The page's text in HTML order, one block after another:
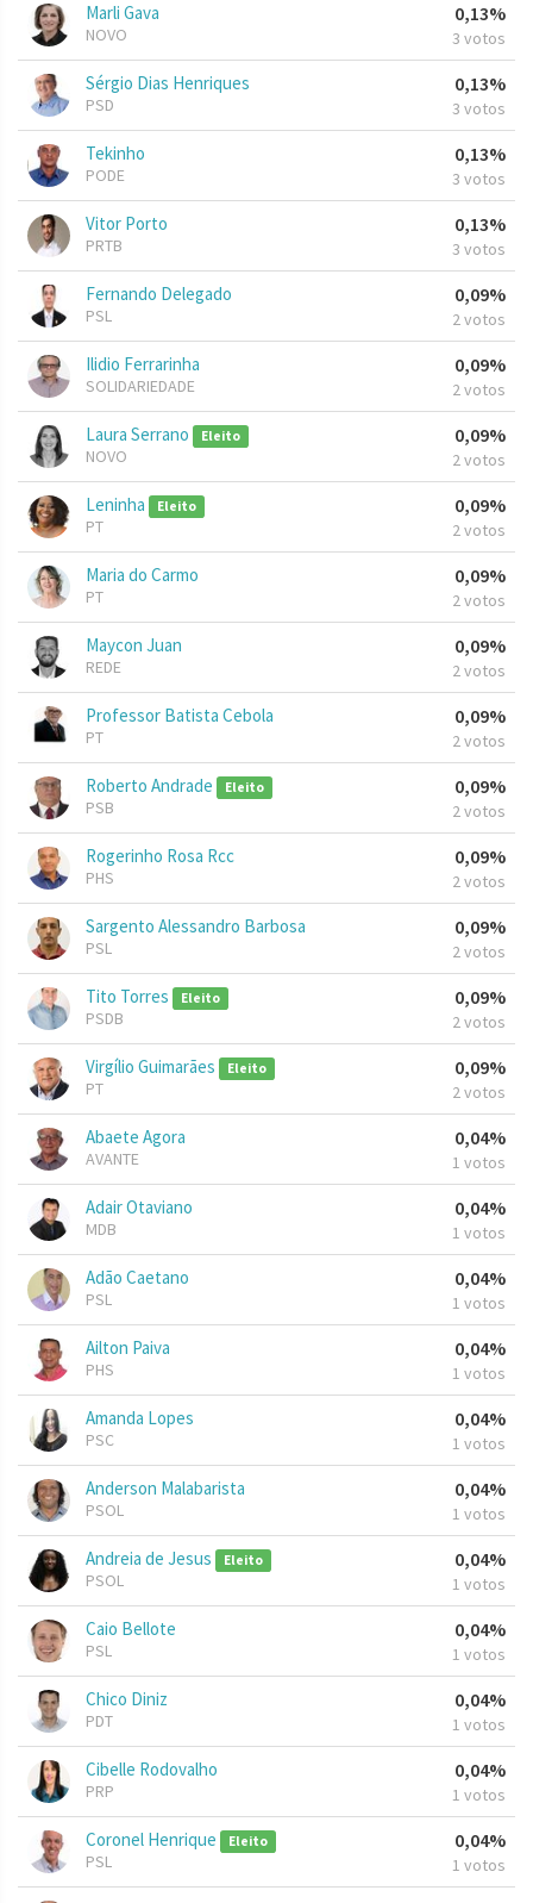
Marli Gava
NOVO
0,13%
3 votos
Sérgio Dias Henriques
PSD
0,13%
3 votos
Tekinho
PODE
0,13%
3 votos
Vitor Porto
PRTB
0,13%
3 votos
Fernando Delegado
PSL
0,09%
2 votos
Ilidio Ferrarinha
SOLIDARIEDADE
0,09%
2 votos
Laura Serrano Eleito
NOVO
0,09%
2 votos
Leninha Eleito
PT
0,09%
2 votos
Maria do Carmo
PT
0,09%
2 votos
Maycon Juan
REDE
0,09%
2 votos
Professor Batista Cebola
PT
0,09%
2 votos
Roberto Andrade Eleito
PSB
0,09%
2 votos
Rogerinho Rosa Rcc
PHS
0,09%
2 votos
Sargento Alessandro Barbosa
PSL
0,09%
2 votos
Tito Torres Eleito
PSDB
0,09%
2 votos
Virgílio Guimarães Eleito
PT
0,09%
2 votos
Abaete Agora
AVANTE
0,04%
1 votos
Adair Otaviano
MDB
0,04%
1 votos
Adão Caetano
PSL
0,04%
1 votos
Ailton Paiva
PHS
0,04%
1 votos
Amanda Lopes
PSC
0,04%
1 votos
Anderson Malabarista
PSOL
0,04%
1 votos
Andreia de Jesus Eleito
PSOL
0,04%
1 votos
Caio Bellote
PSL
0,04%
1 votos
Chico Diniz
PDT
0,04%
1 votos
Cibelle Rodovalho
PRP
0,04%
1 votos
Coronel Henrique Eleito
PSL
0,04%
1 votos